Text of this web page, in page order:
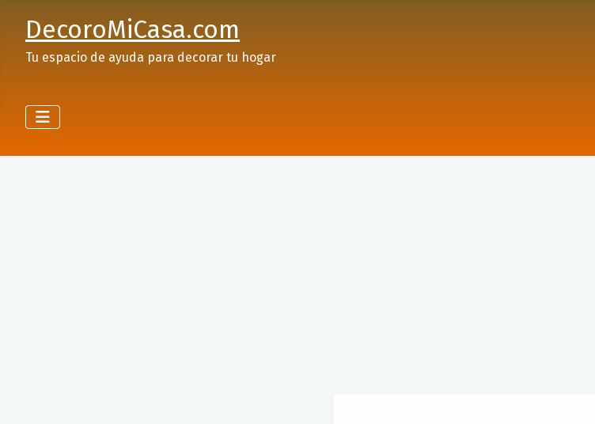
DecoroMiCasa.com
Tu espacio de ayuda para decorar tu hogar